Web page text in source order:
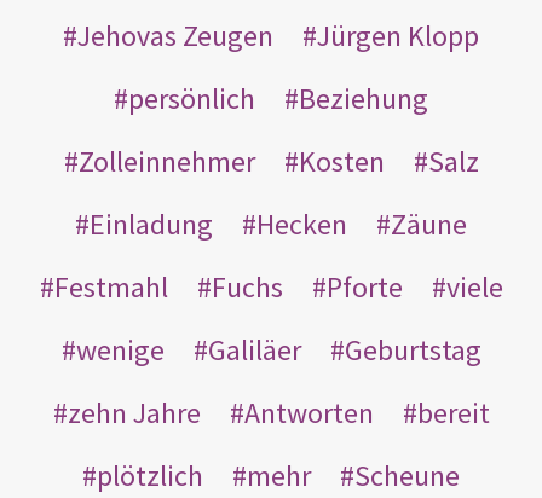
Jehovas Zeugen
Jürgen Klopp
persönlich
Beziehung
Zolleinnehmer
Kosten
Salz
Einladung
Hecken
Zäune
Festmahl
Fuchs Pforte
viele
wenige
Galiläer
Geburtstag
zehn Jahre
Antworten
bereit
plötzlich
mehr Scheune